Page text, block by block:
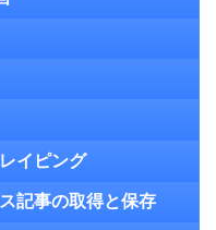
イピング
記事の取得と保存